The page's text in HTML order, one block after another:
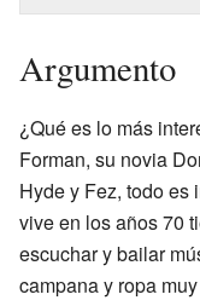
Argumento
¿Qué es lo más
Forman, su novia
Hyde y Fez, todo es
vive en los años 70
escuchar y bailar
campana y ropa